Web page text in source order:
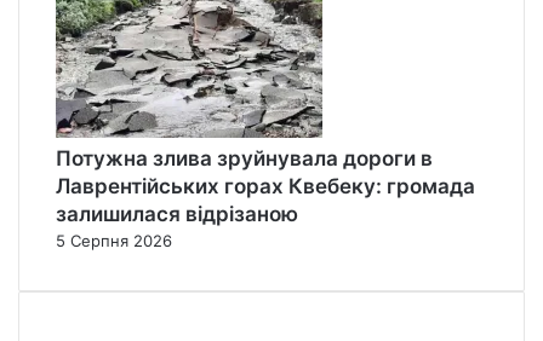
Потужна злива зруйнувала дороги в
Лаврентійських горах Квебеку: громада
залишилася відрізаною
5 Серпня 2026